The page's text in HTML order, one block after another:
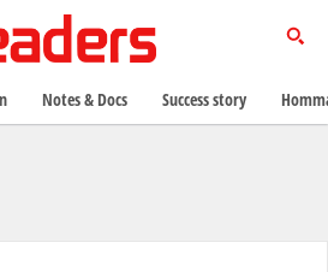
Notes & Docs Success story